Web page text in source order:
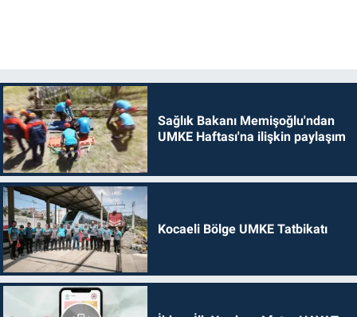
Sağlık Bakanı Memişoğlu'ndan
UMKE Haftası'na ilişkin paylaşım
Kocaeli Bölge UMKE Tatbikatı